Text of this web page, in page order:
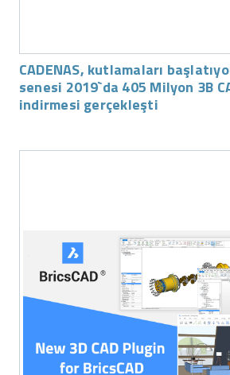
CADENAS, kutlamaları
senesi 2019`da 405 Milyon 3B
indirmesi gerçekleşti